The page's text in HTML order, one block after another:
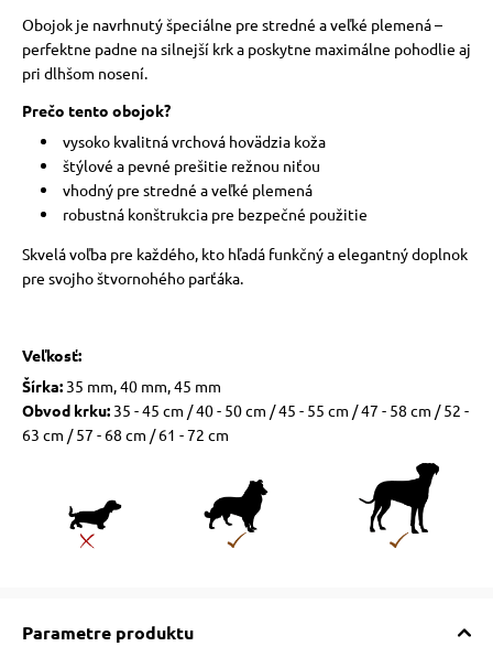
Obojok je navrhnutý špeciálne pre stredné a veľké plemená –
perfektne padne na silnejší krk a poskytne maximálne pohodlie aj
pri dlhšom nosení.
Prečo tento obojok?
vysoko kvalitná vrchová hovädzia koža
štýlové a pevné prešitie režnou niťou
vhodný pre stredné a veľké plemená
robustná konštrukcia pre bezpečné použitie
Skvelá voľba pre každého, kto hľadá funkčný a elegantný doplnok
pre svojho štvornohého parťáka.
Veľkosť:
Šírka:35 mm, 40 mm, 45 mm
Obvod krku:35 - 45 cm / 40 - 50 cm / 45 - 55 cm / 47 - 58 cm / 52 -
63 cm / 57 - 68 cm / 61 - 72 cm
Parametre produktu